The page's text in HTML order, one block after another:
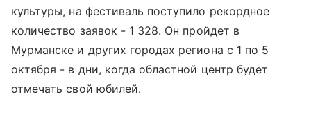
культуры, на фестиваль поступило рекордное
количество заявок - 1 328. Он пройдет в
Мурманске и других городах региона с 1 по 5
октября - в дни, когда областной центр будет
отмечать свой юбилей.